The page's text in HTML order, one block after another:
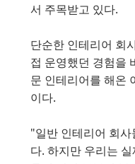
서 주목받고 있다.
단순한 인테리어 회
접 운영했던 경험을
문 인테리어를 해온
이다.
"일반 인테리어 회
다. 하지만 우리는